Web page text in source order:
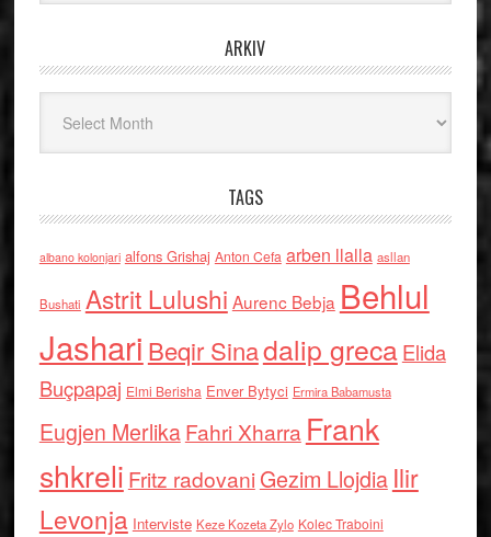
ARKIV
TAGS
albano kolonjari alfons Grishaj Anton Cefa arben llalla asllan
Bushati Astrit Lulushi Aurenc Bebja Behlul
Jashari Beqir Sinadalip grecaElida
Buçpapaj Elmi Berisha Enver Bytyci Ermira Babamusta
Eugjen MerlikaFahri Xharra Frank
shkreli Fritz radovaniGezim Llojdia Ilir
Levonja Interviste Keze Kozeta Zylo Kolec Traboini